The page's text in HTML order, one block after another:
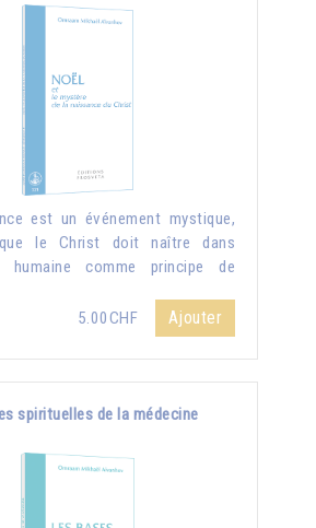
est un événement mystique,
le Christ doit naître dans
humaine comme principe de
5.00CHF
Ajouter
spirituelles de la médecine